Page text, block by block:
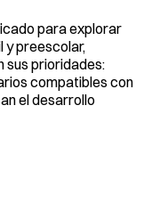
para explorar
y preescolar,
sus prioridades:
compatibles con
el desarrollo